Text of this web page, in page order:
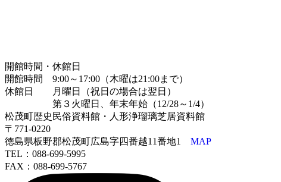
開館時間・休館日
開館時間 9:00～17:00（木曜は21:00まで）
休館日 月曜日（祝日の場合は翌日）
第３火曜日、年末年始（12/28～1/4）
松茂町歴史民俗資料館・人形浄瑠璃芝居資料館
〒771-0220
徳島県板野郡松茂町広島字四番越11番地1 MAP
TEL：088-699-5995
FAX：088-699-5767